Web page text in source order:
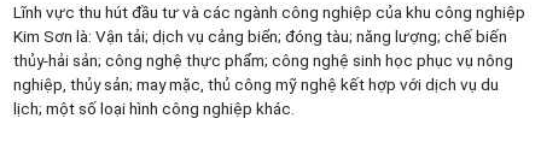
Lĩnh vực thu hút đầu tư và các ngành công nghiệp của khu công nghiệp
Kim Sơn là: Vận tải; dịch vụ cảng biển; đóng tàu; năng lượng; chế biến
thủy-hải sản; công nghệ thực phẩm; công nghệ sinh học phục vụ nông
nghiệp, thủy sản; may mặc, thủ công mỹ nghệ kết hợp với dịch vụ du
lịch; một số loại hình công nghiệp khác.